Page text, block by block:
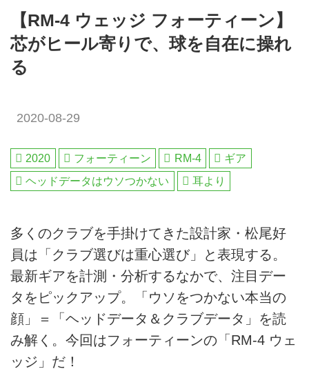
【RM-4 ウェッジ フォーティーン】
芯がヒール寄りで、球を自在に操れ
る
2020-08-29
2020 フォーティーン RM-4
ギア
ヘッドデータはウソつかない
耳より
多くのクラブを手掛けてきた設計家・松尾好
員は「クラブ選びは重心選び」と表現する。
最新ギアを計測・分析するなかで、注目デー
タをピックアップ。「ウソをつかない本当の
顔」＝「ヘッドデータ＆クラブデータ」を読
み解く。今回はフォーティーンの「RM-4 ウェ
ッジ」だ！